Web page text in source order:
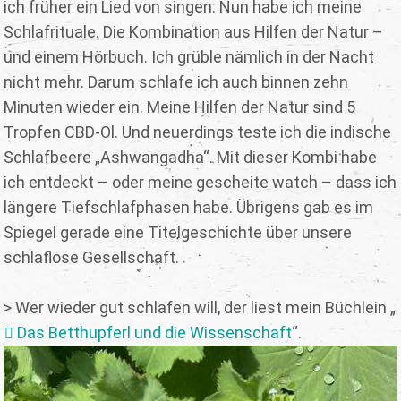
ich früher ein Lied von singen. Nun habe ich meine
Schlafrituale. Die Kombination aus Hilfen der Natur –
und einem Hörbuch. Ich grüble nämlich in der Nacht
nicht mehr. Darum schlafe ich auch binnen zehn
Minuten wieder ein. Meine Hilfen der Natur sind 5
Tropfen CBD-Öl. Und neuerdings teste ich die indische
Schlafbeere „Ashwangadha“. Mit dieser Kombi habe
ich entdeckt – oder meine gescheite watch – dass ich
längere Tiefschlafphasen habe. Übrigens gab es im
Spiegel gerade eine Titelgeschichte über unsere
schlaflose Gesellschaft.
> Wer wieder gut schlafen will, der liest mein Büchlein „
Das Betthupferl und die Wissenschaft“.